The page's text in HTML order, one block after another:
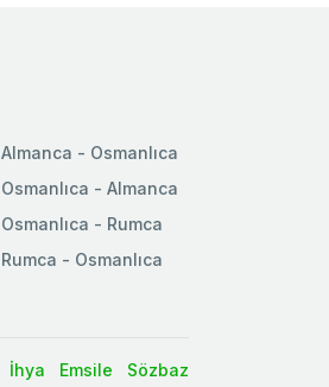
Almanca - Osmanlıca
Osmanlıca - Almanca
Osmanlıca - Rumca
Rumca - Osmanlıca
İhya Emsile Sözbaz